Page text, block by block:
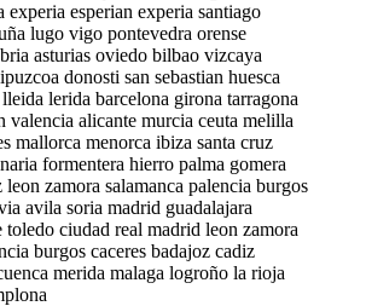
experia esperian experia santiago
lugo vigo pontevedra orense
asturias oviedo bilbao vizcaya
donosti san sebastian huesca
lerida barcelona girona tarragona
valencia alicante murcia ceuta melilla
mallorca menorca ibiza santa cruz
formentera hierro palma gomera
leon zamora salamanca palencia burgos
avila soria madrid guadalajara
toledo ciudad real madrid leon zamora
burgos caceres badajoz cadiz
merida malaga logroño la rioja